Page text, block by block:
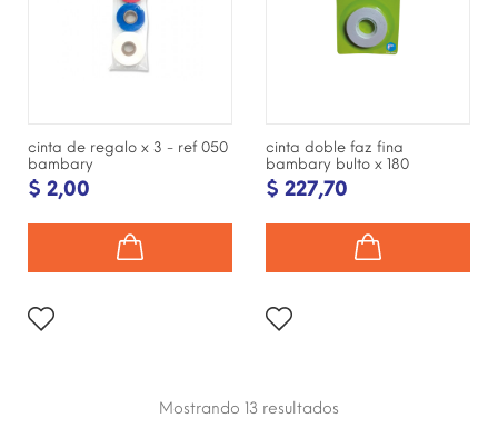
cinta de regalo x 3 - ref 050
bambary
$ 2,00
cinta doble faz fina
bambary bulto x 180
$ 227,70
Mostrando 13 resultados